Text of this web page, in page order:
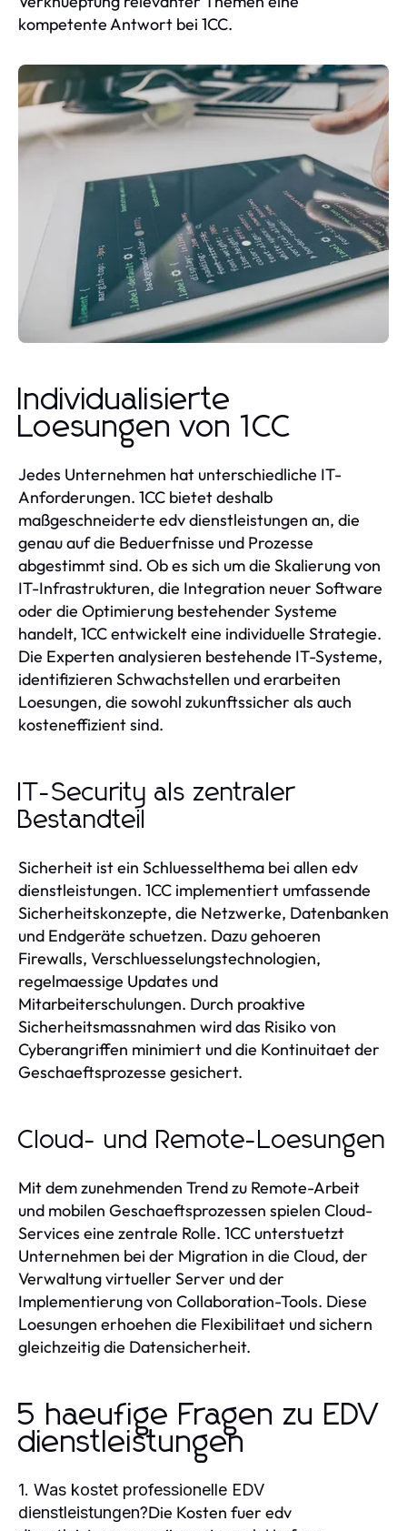
kompetente Antwort bei 1CC.
Individualisierte
Loesungen von 1CC
Jedes Unternehmen hat unterschiedliche IT-
Anforderungen. 1CC bietet deshalb
maßgeschneiderte edv dienstleistungen an, die
genau auf die Beduerfnisse und Prozesse
abgestimmt sind. Ob es sich um die Skalierung von
IT-Infrastrukturen, die Integration neuer Software
oder die Optimierung bestehender Systeme
handelt, 1CC entwickelt eine individuelle Strategie.
Die Experten analysieren bestehende IT-Systeme,
identifizieren Schwachstellen und erarbeiten
Loesungen, die sowohl zukunftssicher als auch
kosteneffizient sind.
IT-Security als zentraler
Bestandteil
Sicherheit ist ein Schluesselthema bei allen edv
dienstleistungen. 1CC implementiert umfassende
Sicherheitskonzepte, die Netzwerke, Datenbanken
und Endgeräte schuetzen. Dazu gehoeren
Firewalls, Verschluesselungstechnologien,
regelmaessige Updates und
Mitarbeiterschulungen. Durch proaktive
Sicherheitsmassnahmen wird das Risiko von
Cyberangriffen minimiert und die Kontinuitaet der
Geschaeftsprozesse gesichert.
Cloud- und Remote-Loesungen
Mit dem zunehmenden Trend zu Remote-Arbeit
und mobilen Geschaeftsprozessen spielen Cloud-
Services eine zentrale Rolle. 1CC unterstuetzt
Unternehmen bei der Migration in die Cloud, der
Verwaltung virtueller Server und der
Implementierung von Collaboration-Tools. Diese
Loesungen erhoehen die Flexibilitaet und sichern
gleichzeitig die Datensicherheit.
5 haeufige Fragen zu EDV
dienstleistungen
1. Was kostet professionelle EDV
dienstleistungen?Die Kosten fuer edv